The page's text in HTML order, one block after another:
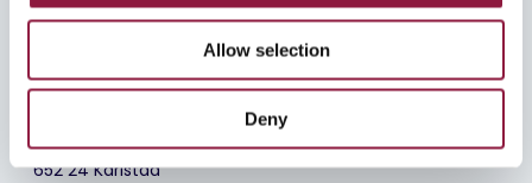
Allow selection
Deny
Kungsportsavenyen 21
652 24 Karlstad
(+46) 10 200 5000
Östra Torggatan 2
652 24 Karlstad